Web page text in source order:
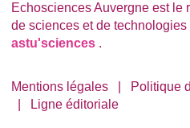
Echosciences Auvergne est le
de sciences et de
astu'sciences .
Mentions légales Politique
Ligne éditoriale